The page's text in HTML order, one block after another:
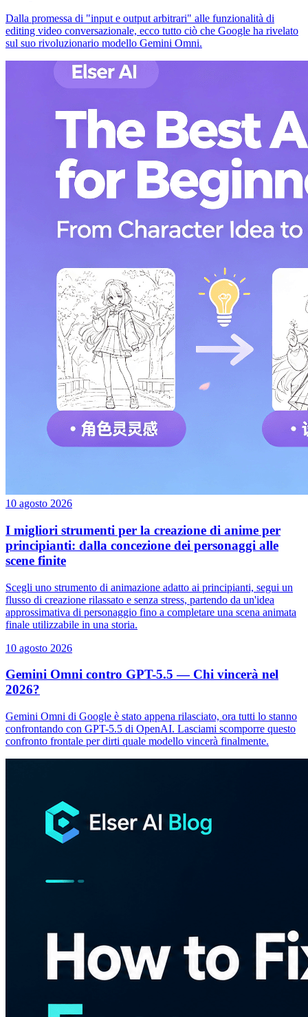
Dalla promessa di "input e output arbitrari" alle funzionalità di
editing video conversazionale, ecco tutto ciò che Google ha rivelato
sul suo rivoluzionario modello Gemini Omni.
10 agosto 2026
I migliori strumenti per la creazione di anime per
principianti: dalla concezione dei personaggi alle
scene finite
Scegli uno strumento di animazione adatto ai principianti, segui un
flusso di creazione rilassato e senza stress, partendo da un'idea
approssimativa di personaggio fino a completare una scena animata
finale utilizzabile in una storia.
10 agosto 2026
Gemini Omni contro GPT-5.5 — Chi vincerà nel
2026?
Gemini Omni di Google è stato appena rilasciato, ora tutti lo stanno
confrontando con GPT-5.5 di OpenAI. Lasciami scomporre questo
confronto frontale per dirti quale modello vincerà finalmente.